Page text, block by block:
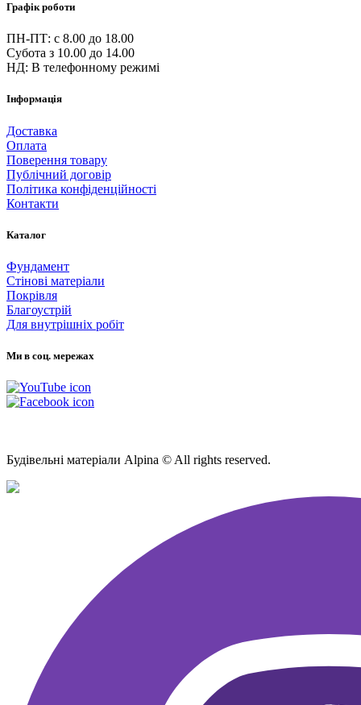
Графік роботи
ПН-ПТ: c 8.00 до 18.00
Субота з 10.00 до 14.00
НД: В телефонному режимі
Інформація
Доставка
Оплата
Поверення товару
Публічний договір
Політика конфіденційності
Контакти
Каталог
Фундамент
Стінові матеріали
Покрівля
Благоустрій
Для внутрішніх робіт
Ми в соц. мережах
Будівельні матеріали Alpina © All rights reserved.